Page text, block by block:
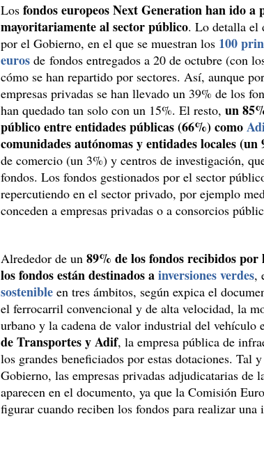
Los fondos europeos Next Generation han ido a
mayoritariamente al sector público. Lo detalla el
por el Gobierno, en el que se muestran los 100
euros de fondos entregados a 20 de octubre (con
cómo se han repartido por sectores. Así, aunque
empresas privadas se han llevado un 39% de los
han quedado tan solo con un 15%. El resto, un
público entre entidades públicas (66%) como
comunidades autónomas y entidades locales
de comercio (un 3%) y centros de investigación,
fondos. Los fondos gestionados por el sector
repercutiendo en el sector privado, por ejemplo
conceden a empresas privadas o a consorcios
Alrededor de un 89% de los fondos recibidos
los fondos están destinados ainversiones verdes,
sostenible en tres ámbitos, según expica el
el ferrocarril convencional y de alta velocidad, la
urbano y la cadena de valor industrial del vehículo
de Transportes y Adif, la empresa pública de
los grandes beneficiados por estas dotaciones. Tal
Gobierno, las empresas privadas adjudicatarias de
aparecen en el documento, ya que la Comisión
figurar cuando reciben los fondos para realizar